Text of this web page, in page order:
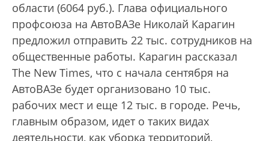
области (6064 руб.). Глава официального
профсоюза на АвтоВАЗе Николай Карагин
предложил отправить 22 тыс. сотрудников на
общественные работы. Карагин рассказал
The New Times, что с начала сентября на
АвтоВАЗе будет организовано 10 тыс.
рабочих мест и еще 12 тыс. в городе. Речь,
главным образом, идет о таких видах
деятельности, как уборка территорий,